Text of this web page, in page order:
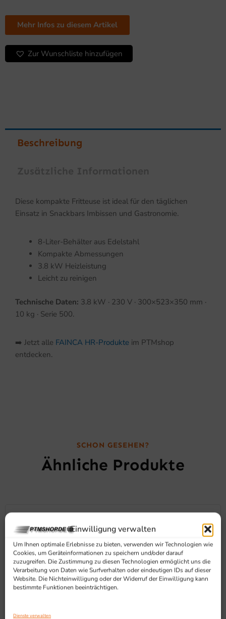
Einwilligung verwalten
Um Ihnen optimale Erlebnisse zu bieten, verwenden wir Technologien wie
Cookies, um Geräteinformationen zu speichern und/oder darauf
zuzugreifen. Die Zustimmung zu diesen Technologien ermöglicht uns die
Verarbeitung von Daten wie Surfverhalten oder eindeutigen IDs auf dieser
Website. Die Nichteinwilligung oder der Widerruf der Einwilligung kann
bestimmte Funktionen beeinträchtigen.
Dienste verwalten
(3.8
kW)
Serie
500
Menge
Mehr Infos zu diesem Artikel
Zur Wunschliste hinzufügen
Beschreibung
Diese kompakte Fritteuse ist ideal für den täglichen
Einsatz in Snackbars Imbissen und Gastronomie.
8-Liter-Behälter aus Edelstahl
Kompakte Abmessungen
3.8 kW Heizleistung
Leicht zu reinigen
Technische Daten: 3.8 kW · 230 V · 300×523×350 mm ·
10 kg · Serie 500.
➡️ Jetzt alle FAINCA HR-Produkte im PTMshop
entdecken.
SCHON GESEHEN?
Ähnliche Produkte